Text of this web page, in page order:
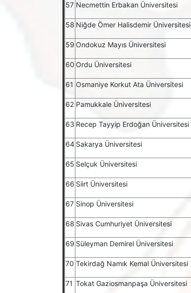
57 Necmettin Erbakan Üniversitesi
58 Niğde Ömer Halisdemir Üniversitesi
59 Ondokuz Mayıs Üniversitesi
60 Ordu Üniversitesi
61 Osmaniye Korkut Ata Üniversitesi
62 Pamukkale Üniversitesi
63 Recep Tayyip Erdoğan Üniversitesi
64 Sakarya Üniversitesi
65 Selçuk Üniversitesi
66 Siirt Üniversitesi
67 Sinop Üniversitesi
68 Sivas Cumhuriyet Üniversitesi
69 Süleyman Demirel Üniversitesi
70 Tekirdağ Namık Kemal Üniversitesi
71 Tokat Gaziosmanpaşa Üniversitesi